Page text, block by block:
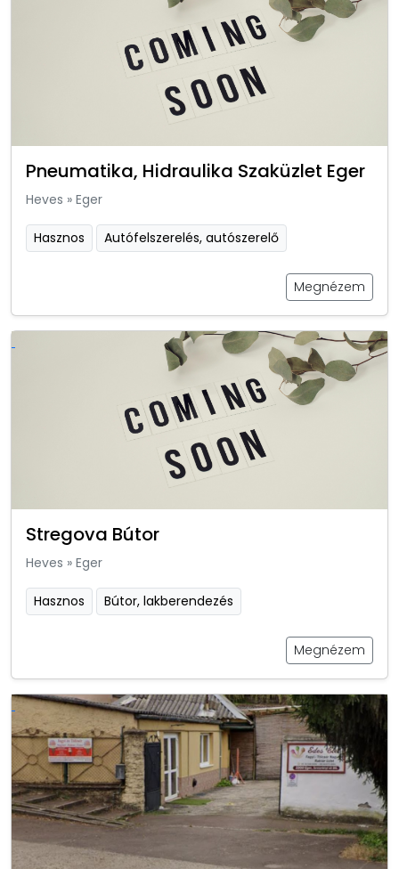
Pneumatika, Hidraulika Szaküzlet Eger
Heves » Eger
Hasznos Autófelszerelés, autószerelő
Megnézem
Stregova Bútor
Heves » Eger
Hasznos Bútor, lakberendezés
Megnézem